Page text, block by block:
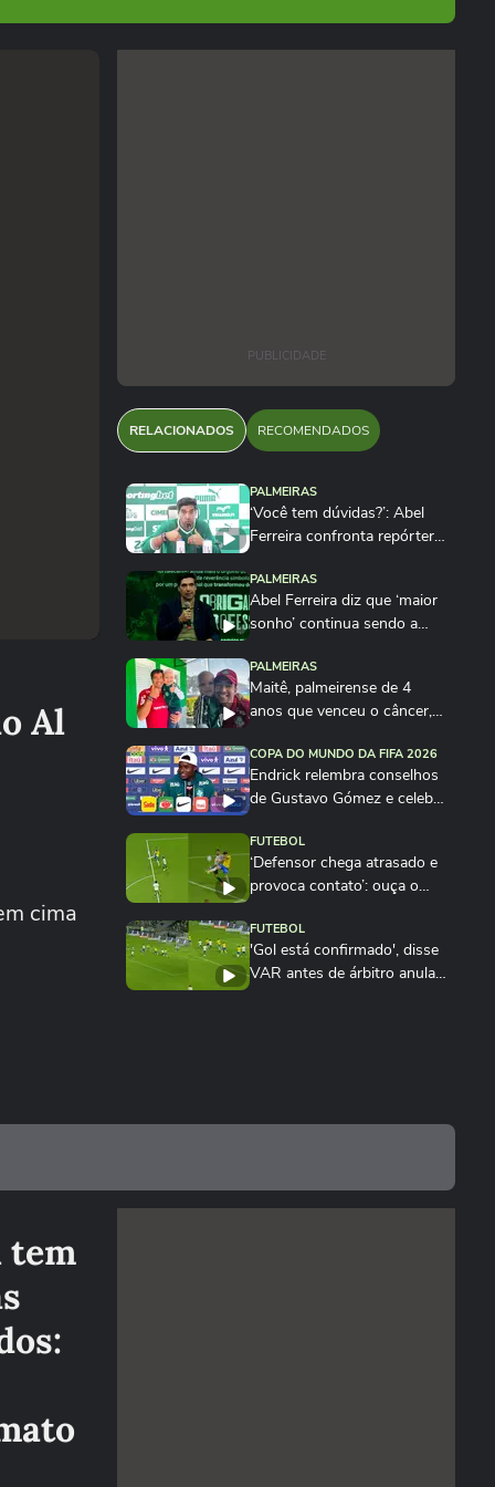
Al
cima
PUBLICIDADE
RELACIONADOS RECOMENDADOS
PALMEIRAS
‘Você tem dúvidas?’: Abel
Ferreira confronta repórter
PALMEIRAS
Abel Ferreira diz que ‘maior
sonho’ continua sendo a
PALMEIRAS
Maitê, palmeirense de 4
anos que venceu o câncer,
COPA DO MUNDO DA FIFA 2026
Endrick relembra conselhos
de Gustavo Gómez e celebra
FUTEBOL
‘Defensor chega atrasado e
provoca contato’: ouça o
FUTEBOL
'Gol está confirmado', disse
VAR antes de árbitro anular
Palmeiras diz que CBF
ESPORTES
Palmeiras repete STJD e usa
tem